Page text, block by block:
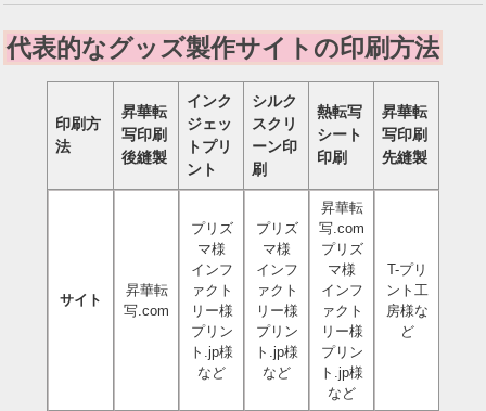
代表的なグッズ製作サイトの印刷方法
印刷方
法
昇華転
写印刷
後縫製
インク
ジェッ
トプリ
ント
シルク
スクリ
ーン印
刷
熱転写
シート
印刷
昇華転
写印刷
先縫製
サイト
昇華転
写.com
プリズ
マ様
インフ
ァクト
リー様
プリン
ト.jp様
など
プリズ
マ様
インフ
ァクト
リー様
プリン
ト.jp様
など
昇華転
写.com
プリズ
マ様
インフ
ァクト
リー様
プリン
ト.jp様
など
T-プリ
ント工
房様な
ど